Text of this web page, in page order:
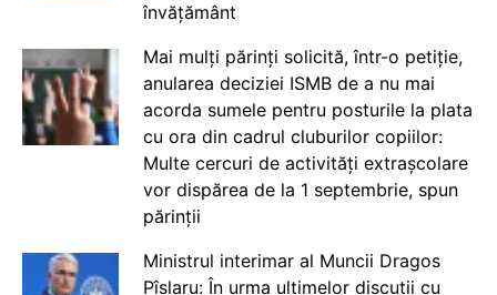
învățământ
Mai mulți părinți solicită, într-o petiție,
anularea deciziei ISMB de a nu mai
acorda sumele pentru posturile la plata
cu ora din cadrul cluburilor copiilor:
Multe cercuri de activități extrașcolare
vor dispărea de la 1 septembrie, spun
părinții
Ministrul interimar al Muncii Dragos
Pîslaru: În urma ultimelor discuții cu